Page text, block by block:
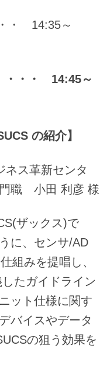
～
～
の紹介】
ネス革新センタ
職 小田 利彦 様
ザックス)で
に、センサ/AD
組みを提唱し、
たガイドライン
ット仕様に関す
バイスやデータ
の狙う効果を